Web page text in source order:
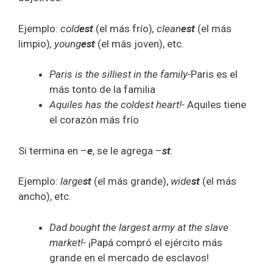
Ejemplo: coldest (el más frío), cleanest (el más
limpio), youngest (el más joven), etc.
Paris is the silliest in the family-Paris es el
más tonto de la familia
Aquiles has the coldest heart!- Aquiles tiene
el corazón más frío
Si termina en –e, se le agrega –st:
Ejemplo: largest (el más grande), widest (el más
ancho), etc.
Dad bought the largest army at the slave
market!- ¡Papá compró el ejército más
grande en el mercado de esclavos!